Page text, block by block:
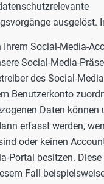
ausgelöst.
Ihrem Social-Media-
Social-Media-
des Social-
Benutzerkonto
Daten können
erfasst werden,
oder keinen
Portal besitzen.
Fall